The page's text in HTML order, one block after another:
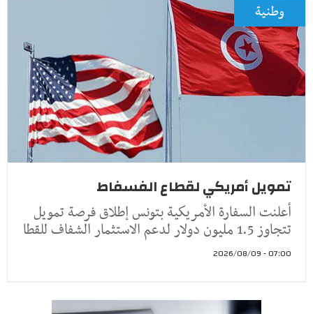
وطنية
تمويل أمريكي لقطاع الفسفاط
أعلنت السفارة الأمريكية بتونس إطلاق فرصة تمويل
تتجاوز 1.5 مليون دولار لدعم الاستثمار الشفاف للقطا
07:00 - 2026/08/09